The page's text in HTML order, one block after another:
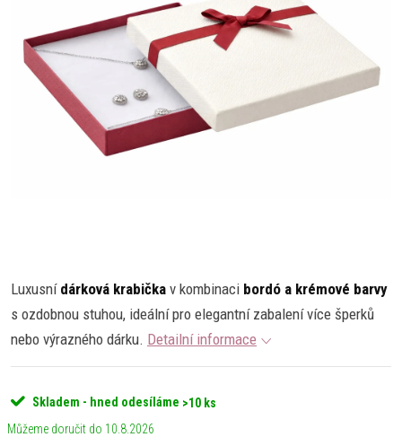
Luxusní dárková krabička v kombinaci bordó a krémové barvy
s ozdobnou stuhou, ideální pro elegantní zabalení více šperků
nebo výrazného dárku. Detailní informace
Skladem - hned odesíláme >10 ks
10.8.2026